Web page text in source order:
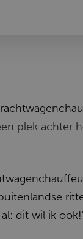
plek achter
dit wil ik